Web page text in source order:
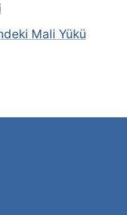
Mali Yükü